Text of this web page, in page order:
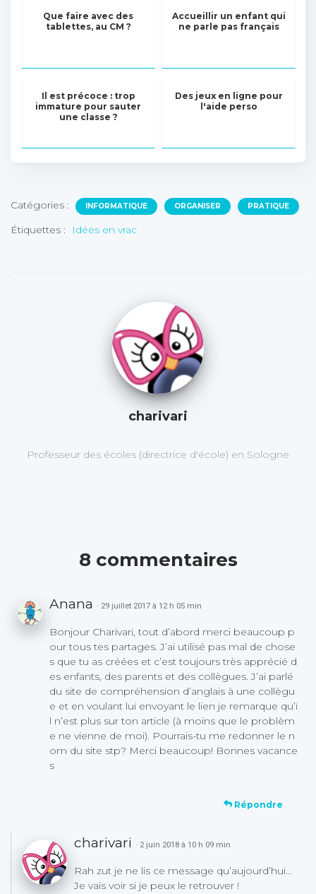
Que faire avec des
tablettes, au CM ?
Accueillir un enfant qui
ne parle pas français
Il est précoce : trop
immature pour sauter
une classe ?
Des jeux en ligne pour
l'aide perso
Catégories : INFORMATIQUE ORGANISER PRATIQUE
Étiquettes : Idées en vrac
charivari
Professeur des écoles (directrice d'école) en Sologne
8 commentaires
Anana · 29 juillet 2017 à 12 h 05 min
Bonjour Charivari, tout d’abord merci beaucoup p
our tous tes partages. J’ai utilisé pas mal de chose
s que tu as créées et c’est toujours très apprécié d
es enfants, des parents et des collègues. J’ai parlé
du site de compréhension d’anglais à une collègu
e et en voulant lui envoyant le lien je remarque qu’i
l n’est plus sur ton article (à moins que le problèm
e ne vienne de moi). Pourrais-tu me redonner le n
om du site stp? Merci beaucoup! Bonnes vacance
s
Répondre
charivari · 2 juin 2018 à 10 h 09 min
Rah zut je ne lis ce message qu’aujourd’hui…
Je vais voir si je peux le retrouver !